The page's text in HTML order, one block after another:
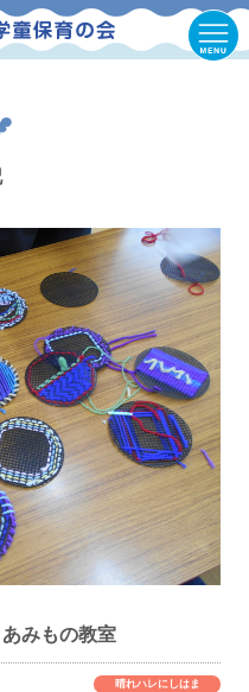
みもの教室
晴れハレにしはま